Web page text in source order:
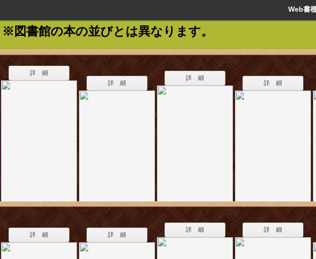
Web書
※図書館の本の並びとは異なります。
詳 細
詳 細
詳 細
詳 細
詳 細 詳 細
詳 細 詳 細